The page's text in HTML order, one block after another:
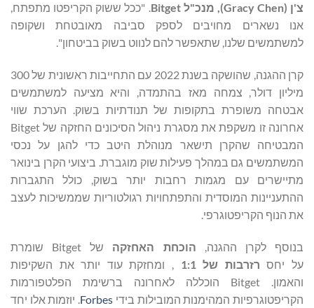
צ'ן (Gracy Chen), מנכ"ל Bitget
. "ככל ששוק הקריפטו מתפתח,
אנו נשארים מחויבים לספק סביבה מאובטחת ושקופה
למשתמשים שלנו, שתאפשר להם לנווט בשוק בביטחון".
קרן ההגנה, שהושקה בשנת 2022 עם התחייבות ראשונית של 300
מיליון דולר, צמחה מאז בהתמדה, והיא מציעה למשתמשים
אבטחה משופרת בתקופות של תנודתיות בשוק. הערכת שווי
אחרונה זו משקפת את מסגרת ניהול הסיכונים החזקה של Bitget
המבטיחה שהקרן תישאר מנוהלת היטב כדי להגן על נכסי
המשתמשים גם במהלך פעילות שוק מוגברת. ביצועי הקרן בינואר
מתיישרים עם מגמות רחבות יותר בשוק, כולל התגברות
ההתעניינות המוסדית והתפתחויות רגולטוריות שממשיכות לעצב
את הנוף הקריפטוגרפי.
בנוסף לקרן ההגנה, הוכחת האחזקה
של Bitget שומרת
על יחס רזרבות של 1:1
, ומחזקת עוד יותר את השקיפות
והאמון. Bitget הוכללה לאחרונה ברשימת הפלטפורמות
הקריפטוגרפיות המהימנות המובילות בידי Forbes . יוזמות אלו יחד